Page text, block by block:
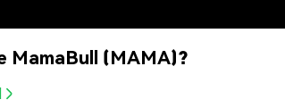
MamaBull (MAMA)?